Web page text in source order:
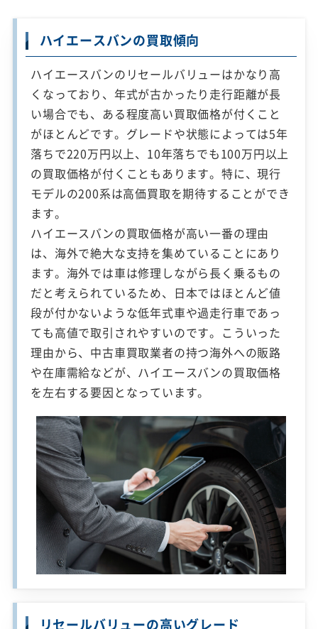
ハイエースバンの買取傾向
ハイエースバンのリセールバリューはかなり高
くなっており、年式が古かったり走行距離が長
い場合でも、ある程度高い買取価格が付くこと
がほとんどです。グレードや状態によっては5年
落ちで220万円以上、10年落ちでも100万円以上
の買取価格が付くこともあります。特に、現行
モデルの200系は高価買取を期待することができ
ます。
ハイエースバンの買取価格が高い一番の理由
は、海外で絶大な支持を集めていることにあり
ます。海外では車は修理しながら長く乗るもの
だと考えられているため、日本ではほとんど値
段が付かないような低年式車や過走行車であっ
ても高値で取引されやすいのです。こういった
理由から、中古車買取業者の持つ海外への販路
や在庫需給などが、ハイエースバンの買取価格
を左右する要因となっています。
リセールバリューの高いグレード